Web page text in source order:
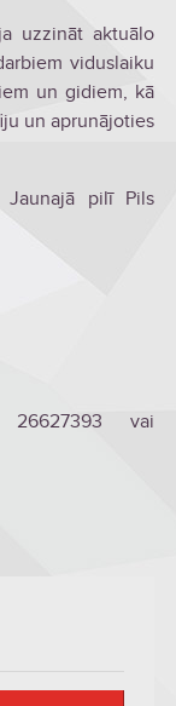
uzzināt aktuālo
viduslaiku
un gidiem, kā
un aprunājoties
pilī Pils
26627393 vai